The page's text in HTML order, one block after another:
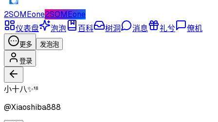
2SOMEone2SOMEone
仪表盘
泡泡 百科 树洞 消息 礼兮 僚机
更多 发泡泡
登录
小十八✨¹⁸
@Xiaoshiba888